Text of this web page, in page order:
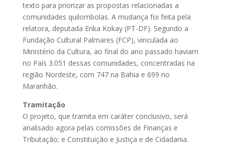
texto para priorizar as propostas relacionadas a
comunidades quilombolas. A mudança foi feita pela
relatora, deputada Erika Kokay (PT-DF). Segundo a
Fundação Cultural Palmares (FCP), vinculada ao
Ministério da Cultura, ao final do ano passado haviam
no País 3.051 dessas comunidades, concentradas na
região Nordeste, com 747 na Bahia e 699 no
Maranhão.
Tramitação
O projeto, que tramita em caráter conclusivo, será
analisado agora pelas comissões de Finanças e
Tributação; e Constituição e Justiça e de Cidadania.